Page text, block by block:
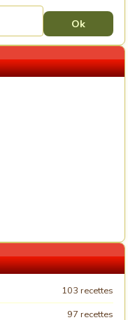
103 recettes
97 recettes